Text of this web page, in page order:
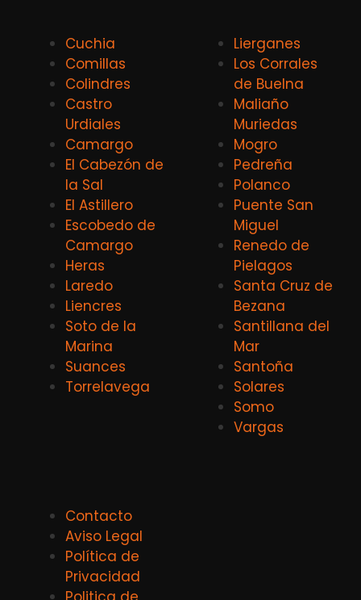
Cuchia
Comillas
Colindres
Castro
Urdiales
Camargo
El Cabezón de
la Sal
El Astillero
Escobedo de
Camargo
Heras
Laredo
Liencres
Soto de la
Marina
Suances
Torrelavega
Lierganes
Los Corrales
de Buelna
Maliaño
Muriedas
Mogro
Pedreña
Polanco
Puente San
Miguel
Renedo de
Pielagos
Santa Cruz de
Bezana
Santillana del
Mar
Santoña
Solares
Somo
Vargas
Contacto
Aviso Legal
Política de
Privacidad